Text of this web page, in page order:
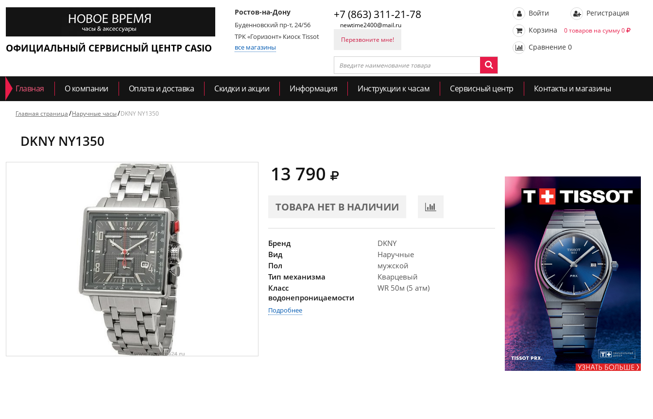
ОФИЦИАЛЬНЫЙ СЕРВИСНЫЙ ЦЕНТР CASIO
Ростов-на-Дону
Буденновский пр-т, 24/56
ТРК «Горизонт» Киоск Tissot
все магазины
+7 (863) 311-21-78
newtime2400@mail.ru
Перезвоните мне!
Войти
Регистрация
Корзина
0 товаров на сумму 0
Сравнение 0
Главная О компании Оплата и доставка Скидки и акции Информация Инструкции к часам Сервисный центр Контакты и магазины
Главная страница Наручные часы DKNY NY1350
DKNY NY1350
13 790
ТОВАРА НЕТ В НАЛИЧИИ
Бренд
DKNY
Вид
Наручные
Пол
мужской
Тип механизма
Кварцевый
Класс
водонепроницаемости
WR 50м (5 атм)
Подробнее